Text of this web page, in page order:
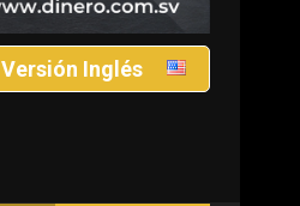
Versión Inglés